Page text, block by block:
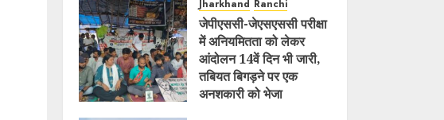
Jharkhand Ranchi
जेपीएससी-जेएसएससी परीक्षा
में अनियमितता को लेकर
आंदोलन 14वें दिन भी जारी,
तबियत बिगड़ने पर एक
अनशकारी को भेजा